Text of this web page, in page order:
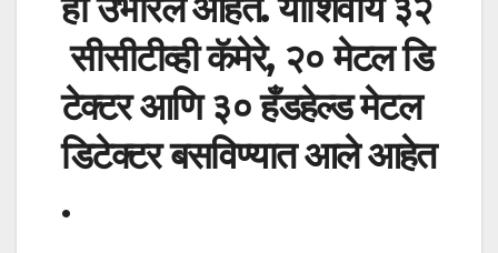
सीसीटीव्हीकॅमेरे, २० मेटलडि
टेक्टर आणि ३०हँडहेल्डमेटल
डिटेक्टरबसविण्यातआले आहेत
.